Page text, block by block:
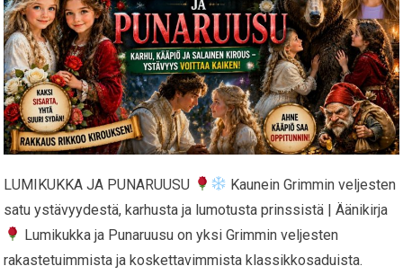
LUMIKUKKA JA PUNARUUSU
Kaunein Grimmin veljesten
satu ystävyydestä, karhusta ja lumotusta prinssistä | Äänikirja
Lumikukka ja Punaruusu on yksi Grimmin veljesten
rakastetuimmista ja koskettavimmista klassikkosaduista.